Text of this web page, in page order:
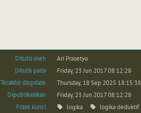
Ditulis oleh
Ari Prasetyo
Ditulis pada
Friday, 23 Jun 2017 08:12:28
Terakhir diupdate
Thursday, 18 Sep 2025 18:15:38
Dipublikasikan
Friday, 23 Jun 2017 08:12:28
Frase kunci
logika logika deduktif